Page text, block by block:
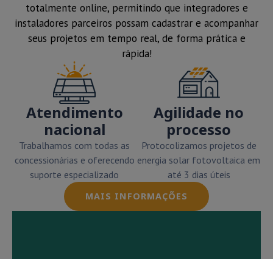
totalmente online, permitindo que integradores e
instaladores parceiros possam cadastrar e acompanhar
seus projetos em tempo real, de forma prática e
rápida!
Atendimento
nacional
Trabalhamos com todas as
concessionárias e oferecendo
suporte especializado
Agilidade no
processo
Protocolizamos projetos de
energia solar fotovoltaica em
até 3 dias úteis
MAIS INFORMAÇÕES